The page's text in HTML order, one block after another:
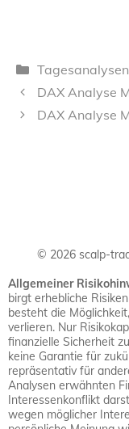
Kategorien
Tagesanalysen
DAX Analyse
DAX Analyse
© 2026 scalp-
Allgemeiner
birgt erhebliche
besteht die
verlieren. Nur
finanzielle Sicherheit
keine Garantie für
repräsentativ für
Analysen erwähnten
Interessenkonflikt
wegen möglicher